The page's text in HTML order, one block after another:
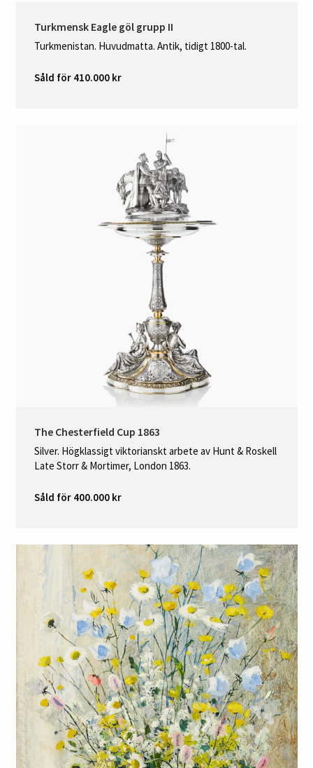
Turkmensk Eagle göl grupp II
Turkmenistan. Huvudmatta. Antik, tidigt 1800-tal.
Såld för 410.000 kr
The Chesterfield Cup 1863
Silver. Högklassigt viktorianskt arbete av Hunt & Roskell
Late Storr & Mortimer, London 1863.
Såld för 400.000 kr